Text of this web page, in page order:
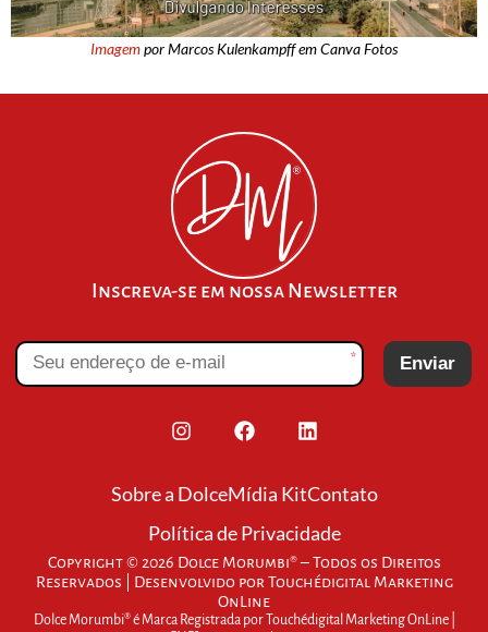
Imagempor Marcos Kulenkampff em Canva Fotos
Inscreva-se em nossa Newsletter
* Enviar
Sobre a DolceMídia KitContato
Política de Privacidade
Copyright © 2026 Dolce Morumbi® – Todos os Direitos
Reservados | Desenvolvido por Touchédigital Marketing
OnLine
Dolce Morumbi® é Marca Registrada por Touchédigital Marketing OnLine |